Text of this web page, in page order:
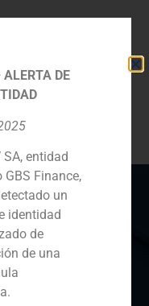
DE
entidad
Finance,
un
identidad
de
de una